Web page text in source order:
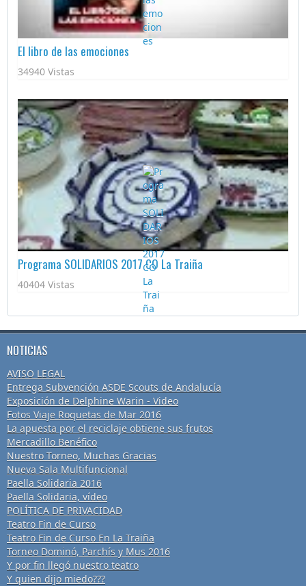
El libro de las emociones
34940 Vistas
Programa SOLIDARIOS 2017 CO La Traiña
40404 Vistas
NOTICIAS
AVISO LEGAL
Entrega Subvención ASDE Scouts de Andalucía
Exposición de Delphine Warin - Video
Fotos Viaje Roquetas de Mar 2016
La apuesta por el reciclaje obtiene sus frutos
Mercadillo Benéfico
Nuestro Torneo, Muchas Gracias
Nueva Sala Multifuncional
Paella Solidaria 2016
Paella Solidaria, vídeo
POLÍTICA DE PRIVACIDAD
Teatro Fin de Curso
Teatro Fin de Curso En La Traiña
Torneo Dominó, Parchís y Mus 2016
Y por fin llegó nuestro teatro
Y quien dijo miedo???